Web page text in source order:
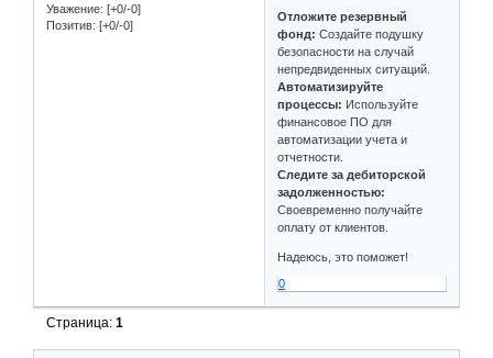
Уважение: [+0/-0]
Позитив: [+0/-0]
Отложите резервный
фонд: Создайте подушку
безопасности на случай
непредвиденных ситуаций.
Автоматизируйте
процессы: Используйте
финансовое ПО для
автоматизации учета и
отчетности.
Следите за дебиторской
задолженностью:
Своевременно получайте
оплату от клиентов.
Надеюсь, это поможет!
0
Страница:1